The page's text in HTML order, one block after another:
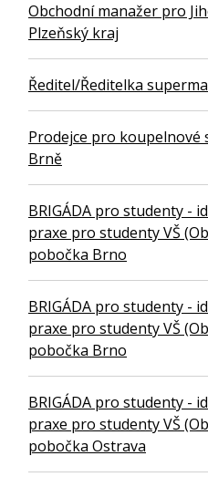
Obchodní manažer pro
Plzeňský kraj
Ředitel/Ředitelka
Prodejce pro koupelnové
Brně
BRIGÁDA pro studenty -
praxe pro studenty VŠ
pobočka Brno
BRIGÁDA pro studenty -
praxe pro studenty VŠ
pobočka Brno
BRIGÁDA pro studenty -
praxe pro studenty VŠ
pobočka Ostrava